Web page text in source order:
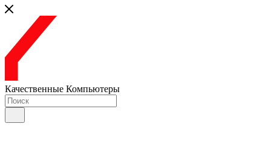
Качественные Компьютеры